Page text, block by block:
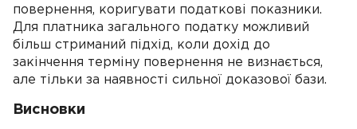
повернення, коригувати податкові показники.
Для платника загального податку можливий
більш стриманий підхід, коли дохід до
закінчення терміну повернення не визнається,
але тільки за наявності сильної доказової бази.
Висновки